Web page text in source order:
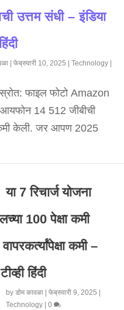
उत्तम संधी – इंडिया
| फेब्रुवारी 10, 2025 Technology|
स्रोत: फाइल फोटो Amazon
14 512 जीबीची
केली. जर आपण 2025
या 7 रिचार्ज योजना
100 पेक्षा कमी
कमी –
हिंदी
by डोम कावळा| फेब्रुवारी 9, 2025
Technology| 0